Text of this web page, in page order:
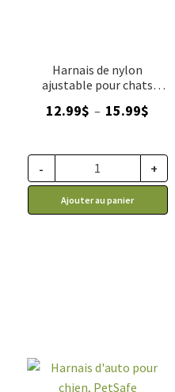
Harnais de nylon
ajustable pour chats
12.99$ – 15.99$
12.99$
à
- +
Ajouter au panier